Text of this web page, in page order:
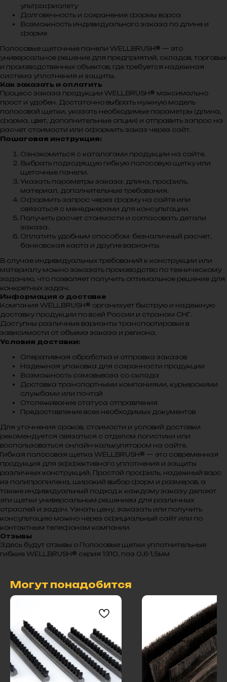
ультрафиолету
Долговечность и сохранение формы ворса
Возможность индивидуального заказа по длине и
форме
Полосовые щеточные панели WELLBRUSH® — это
универсальное решение для предприятий, складов, торговых
и производственных объектов, где требуется надежная
система уплотнения и защиты.
Как заказать и оплатить
Процесс заказа продукции WELLBRUSH® максимально
прост и удобен. Достаточно выбрать нужную модель
полосовой щетки, указать необходимые параметры (длина,
форма, цвет, дополнительные опции) и отправить запрос на
расчет стоимости или оформить заказ через сайт.
Пошаговая инструкция:
Ознакомиться с каталогами продукции на сайте.
Выбрать подходящую гибкую полосовую щетку или
щеточные панели.
Указать параметры заказа: длина, профиль,
материал, дополнительные требования.
Оформить запрос через форму на сайте или
связаться с менеджерами для консультации.
Получить расчет стоимости и согласовать детали
заказа.
Оплатить удобным способом: безналичный расчет,
банковская карта и другие варианты.
В случае индивидуальных требований к конструкции или
материалу можно заказать производство по техническому
заданию, что позволяет получить оптимальное решение для
конкретных задач.
Информация о доставке
Компания WELLBRUSH® организует быструю и надежную
доставку продукции по всей России и странам СНГ.
Доступны различные варианты транспортировки в
зависимости от объема заказа и региона.
Условия доставки:
Оперативная обработка и отправка заказов
Надежная упаковка для сохранности продукции
Возможность самовывоза со склада
Доставка транспортными компаниями, курьерскими
службами или почтой
Отслеживание статуса отправления
Предоставление всех необходимых документов
Для уточнения сроков, стоимости и условий доставки
рекомендуется связаться с отделом логистики или
воспользоваться онлайн-калькулятором на сайте.
Гибкая полосовая щетка WELLBRUSH® — это современная
продукция для эффективного уплотнения и защиты
различных конструкций. Простой профиль, надежный ворс
из полипропилена, широкий выбор форм и размеров, а
также индивидуальный подход к каждому заказу делают
эти щетки универсальным решением для различных
отраслей и задач. Узнать цену, заказать или получить
консультацию можно через официальный сайт или по
контактным телефонам компании.
Отзывы
Здесь будут отзывы о Полосовые щетки уплотнительные
гибкие WELLBRUSH® серия 1310, паз 0,6-1,5мм
Могут понадобится